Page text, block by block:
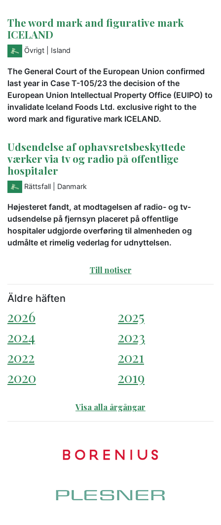
The word mark and figurative mark
ICELAND
Övrigt | Island
The General Court of the European Union confirmed
last year in Case T-105/23 the decision of the
European Union Intellectual Property Office (EUIPO) to
invalidate Iceland Foods Ltd. exclusive right to the
word mark and figurative mark ICELAND.
Udsendelse af ophavsretsbeskyttede
værker via tv og radio på offentlige
hospitaler
Rättsfall | Danmark
Højesteret fandt, at modtagelsen af radio- og tv-
udsendelse på fjernsyn placeret på offentlige
hospitaler udgjorde overføring til almenheden og
udmålte et rimelig vederlag for udnyttelsen.
Till notiser
Äldre häften
2026
2025
2024
2023
2022
2021
2020
2019
Visa alla årgångar